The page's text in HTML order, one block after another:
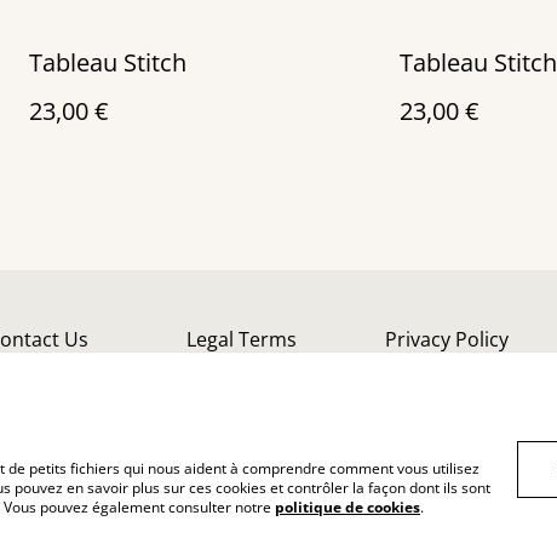
Tableau Stitch
23,00 €
Tableau Stitch
23,00 €
Us Legal Terms Privacy Policy
de petits fichiers qui nous aident à comprendre comment vous utilisez
pouvez en savoir plus sur ces cookies et contrôler la façon dont ils sont
pouvez également consulter notre politique de cookies.